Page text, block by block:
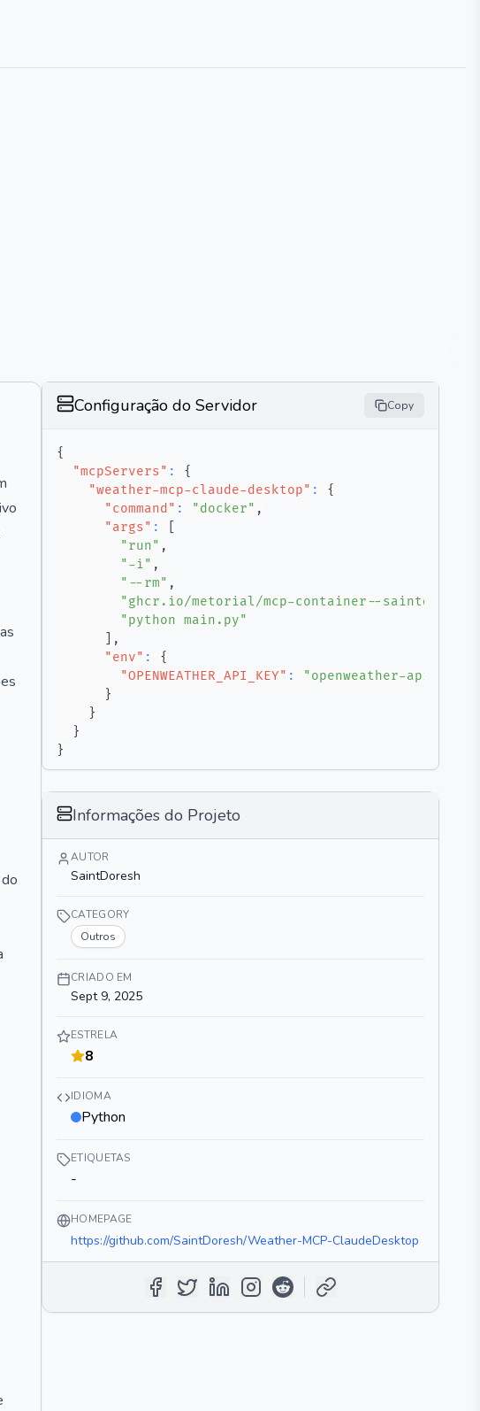
Configuração do Servidor Copy
{
"mcpServers" :
{
"weather-mcp-claude-desktop" :
{
"command" : "docker" ,
"args" :
"run" ,
"-i" ,
"--rm" ,
"ghcr.io/metorial/mcp-container--saintdoresh--
"python main.py"
,
"env" :
{
"OPENWEATHER_API_KEY" :
"openweather-api-key"
}
}
}
}
Informações do Projeto
AUTOR
SaintDoresh
CATEGORY
Outros
CRIADO EM
Sept 9, 2025
ESTRELA
8
IDIOMA
Python
ETIQUETAS
-
HOMEPAGE
https://github.com/SaintDoresh/Weather-MCP-ClaudeDesktop